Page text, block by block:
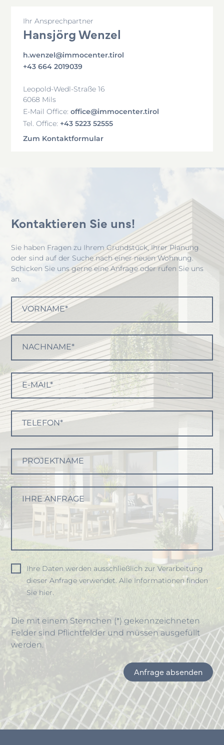
Ihr Ansprechpartner
Hansjörg Wenzel
h.wenzel@immocenter.tirol
+43 664 2019039
Leopold-Wedl-Straße 16
6068 Mils
E-Mail Office: office@immocenter.tirol
Tel. Office: +43 5223 52555
Zum Kontaktformular
Kontaktieren Sie uns!
Sie haben Fragen zu Ihrem Grundstück, Ihrer Planung
oder sind auf der Suche nach einer neuen Wohnung.
Schicken Sie uns gerne eine Anfrage oder rufen Sie uns
an.
VORNAME*
NACHNAME*
E-MAIL*
TELEFON*
PROJEKTNAME
IHRE ANFRAGE
Ihre Daten werden ausschließlich zur Verarbeitung
dieser Anfrage verwendet. Alle Informationen finden
Sie hier.
Die mit einem Sternchen (*) gekennzeichneten
Felder sind Pflichtfelder und müssen ausgefüllt
werden.
Anfrage absenden
1